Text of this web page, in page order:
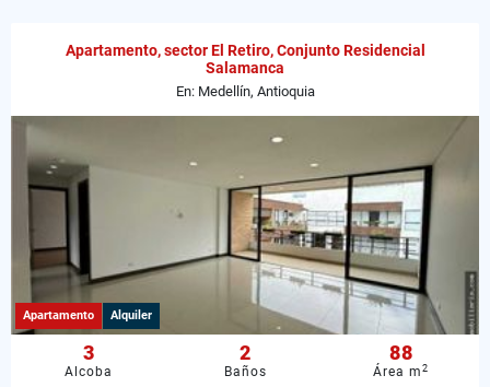
Apartamento, sector El Retiro, Conjunto Residencial
Salamanca
En: Medellín, Antioquia
Apartamento Alquiler
3
Alcoba
2
Baños
88
Área m2